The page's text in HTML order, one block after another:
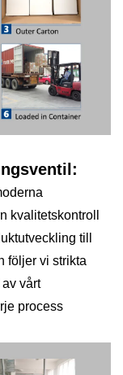
kvalitetskontroll
till
följer vi strikta
vårt
process